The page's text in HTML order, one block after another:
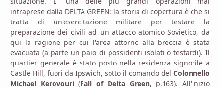
intraprese dalla DELTA GREEN; la storia di copertura è che si
tratta di un'esercitazione militare per testare la
preparazione dei civili ad un attacco atomico Sovietico, da
qui la ragione per cui l'area attorno alla breccia è stata
evacuata (a parte un paio di possidenti isolati o testardi). Il
quartier generale è stato posto nella residenza signorile a
Castle Hill, fuori da Ipswich, sotto il comando del Colonnello
Michael Kerovouri(Fall of Delta Green, p.163). All'inizio